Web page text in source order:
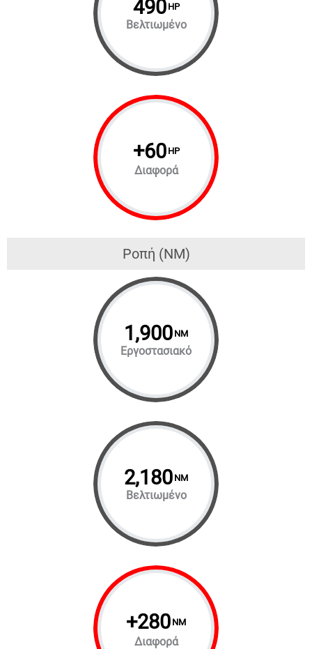
490 HP
Βελτιωμένο
+60 HP
Διαφορά
Ροπή (NM)
1,900 NM
Εργοστασιακό
2,180 NM
Βελτιωμένο
+280 NM
Διαφορά